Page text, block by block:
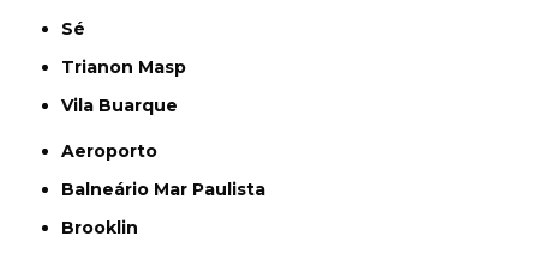
Sé
Trianon Masp
Vila Buarque
Aeroporto
Balneário Mar Paulista
Brooklin